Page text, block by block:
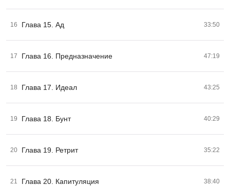
16 Глава 15. Ад 33:50
17 Глава 16. Предназначение 47:19
18 Глава 17. Идеал 43:25
19 Глава 18. Бунт 40:29
20 Глава 19. Ретрит 35:22
21 Глава 20. Капитуляция 38:40